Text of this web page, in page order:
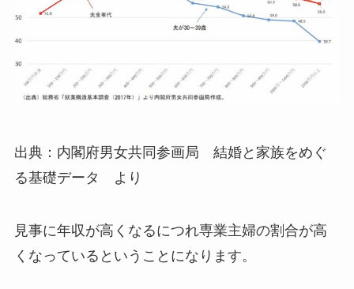
出典：内閣府男女共同参画局 結婚と家族をめぐ
る基礎データ より
見事に年収が高くなるにつれ専業主婦の割合が高
くなっているということになります。